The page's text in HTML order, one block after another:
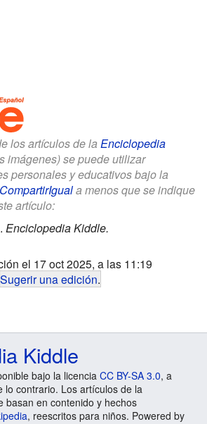
los artículos de la Enciclopedia
imágenes) se puede utilizar
personales y educativos bajo la
a menos que se indique
artículo:
. Enciclopedia Kiddle.
el 17 oct 2025, a las 11:19
Sugerir una edición.
Kiddle
bajo la licencia CC BY-SA 3.0, a
lo contrario. Los artículos de la
basan en contenido y hechos
, reescritos para niños. Powered by